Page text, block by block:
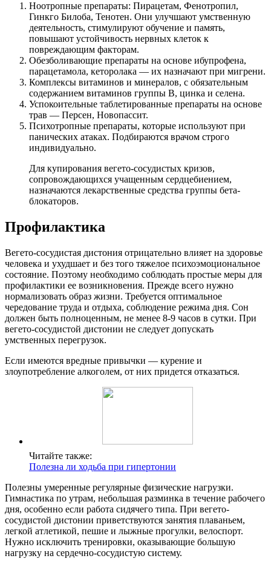
Ноотропные препараты: Пирацетам, Фенотропил,
Гинкго Билоба, Тенотен. Они улучшают умственную
деятельность, стимулируют обучение и память,
повышают устойчивость нервных клеток к
повреждающим факторам.
Обезболивающие препараты на основе ибупрофена,
парацетамола, кеторолака — их назначают при мигрени.
Комплексы витаминов и минералов, с обязательным
содержанием витаминов группы В, цинка и селена.
Успокоительные таблетированные препараты на основе
трав — Персен, Новопассит.
Психотропные препараты, которые используют при
панических атаках. Подбираются врачом строго
индивидуально.
Для купирования вегето-сосудистых кризов,
сопровождающихся учащенным сердцебиением,
назначаются лекарственные средства группы бета-
блокаторов.
Профилактика
Вегето-сосудистая дистония отрицательно влияет на здоровье
человека и ухудшает и без того тяжелое психоэмоциональное
состояние. Поэтому необходимо соблюдать простые меры для
профилактики ее возникновения. Прежде всего нужно
нормализовать образ жизни. Требуется оптимальное
чередование труда и отдыха, соблюдение режима дня. Сон
должен быть полноценным, не менее 8-9 часов в сутки. При
вегето-сосудистой дистонии не следует допускать
умственных перегрузок.
Если имеются вредные привычки — курение и
злоупотребление алкоголем, от них придется отказаться.
Читайте также:
Полезна ли ходьба при гипертонии
Полезны умеренные регулярные физические нагрузки.
Гимнастика по утрам, небольшая разминка в течение рабочего
дня, особенно если работа сидячего типа. При вегето-
сосудистой дистонии приветствуются занятия плаваньем,
легкой атлетикой, пешие и лыжные прогулки, велоспорт.
Нужно исключить тренировки, оказывающие большую
нагрузку на сердечно-сосудистую систему.